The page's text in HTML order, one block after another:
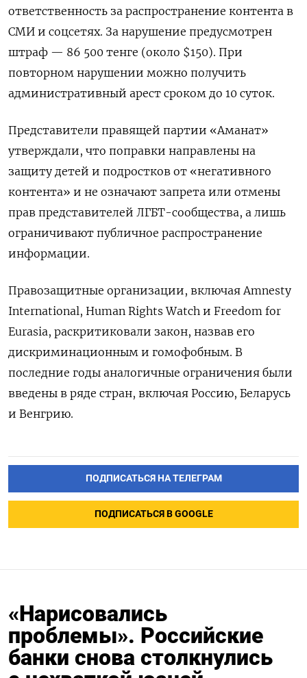
ответственность за распространение контента в
СМИ и соцсетях. За нарушение предусмотрен
штраф — 86 500 тенге (около $150). При
повторном нарушении можно получить
административный арест сроком до 10 суток.
Представители правящей партии «Аманат»
утверждали, что поправки направлены на
защиту детей и подростков от «негативного
контента» и не означают запрета или отмены
прав представителей ЛГБТ-сообщества, а лишь
ограничивают публичное распространение
информации.
Правозащитные организации, включая Amnesty
International, Human Rights Watch и Freedom for
Eurasia, раскритиковали закон, назвав его
дискриминационным и гомофобным. В
последние годы аналогичные ограничения были
введены в ряде стран, включая Россию, Беларусь
и Венгрию.
ПОДПИСАТЬСЯ НА ТЕЛЕГРАМ
ПОДПИСАТЬСЯ В GOOGLE
«Нарисовались
проблемы». Российские
банки снова столкнулись